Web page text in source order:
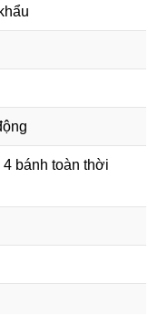
4 bánh toàn thời